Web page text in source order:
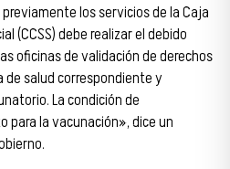
los servicios de la Caja
(CCSS) debe realizar el debido
oficinas de validación de derechos
de salud correspondiente y
La condición de
para la vacunación», dice un